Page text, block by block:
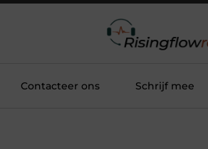
Contacteer ons Schrijf mee